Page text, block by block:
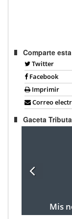
Comparte
Twitter
Facebook
Imprimir
Correo
Gaceta
Mis